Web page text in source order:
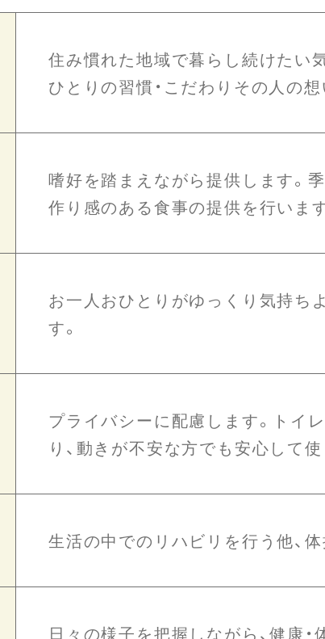
住み慣れた地域で暮らし続けたい
ひとりの習慣・こだわりその人の想
嗜好を踏まえながら提供します。
作り感のある食事の提供を行います
お一人おひとりがゆっくり気持ち
す。
プライバシーに配慮します。トイ
り、動きが不安な方でも安心して
生活の中でのリハビリを行う他、
日々の様子を把握しながら、健康・